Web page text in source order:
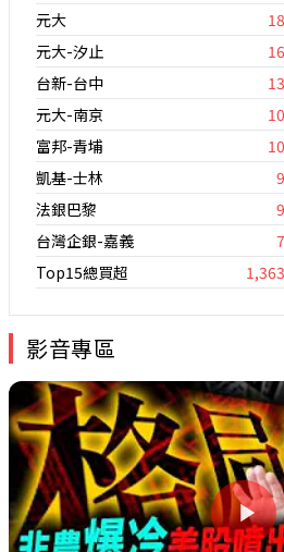
元大
18
元大-汐止
16
台新-台中
13
元大-南京
10
富邦-青埔
10
凱基-士林
9
法銀巴黎
9
台灣企銀-嘉義
7
Top15總買超
1,363
影音專區